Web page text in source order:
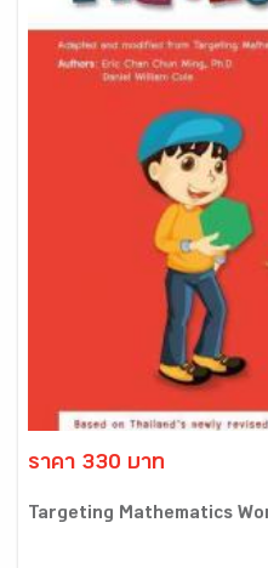
ราคา 330 บาท
Targeting Mathematics